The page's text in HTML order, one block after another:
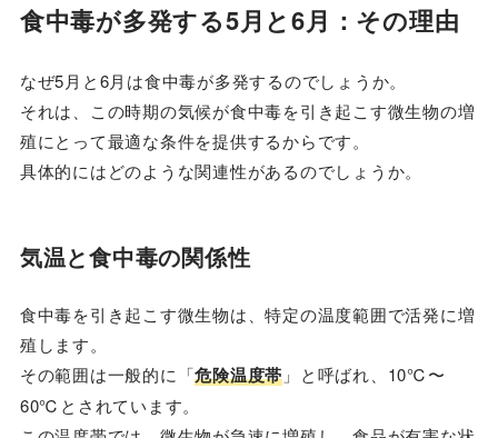
食中毒が多発する5月と6月：その理由
なぜ5月と6月は食中毒が多発するのでしょうか。
それは、この時期の気候が食中毒を引き起こす微生物の増
殖にとって最適な条件を提供するからです。
具体的にはどのような関連性があるのでしょうか。
気温と食中毒の関係性
食中毒を引き起こす微生物は、特定の温度範囲で活発に増
殖します。
その範囲は一般的に「危険温度帯 」と呼ばれ、10℃〜
60℃とされています。